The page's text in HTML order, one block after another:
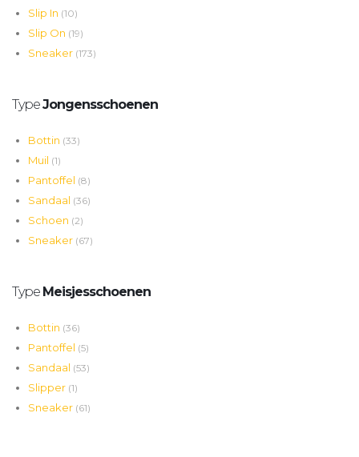
Slip In (10)
Slip On (19)
Sneaker (173)
TypeJongensschoenen
Bottin (33)
Muil (1)
Pantoffel (8)
Sandaal (36)
Schoen (2)
Sneaker (67)
Type Meisjesschoenen
Bottin (36)
Pantoffel (5)
Sandaal (53)
Slipper (1)
Sneaker (61)